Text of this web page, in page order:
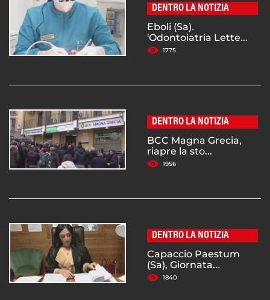
DENTRO LA NOTIZIA
Eboli (Sa).
'Odontoiatria Lette...
1775
DENTRO LA NOTIZIA
BCC Magna Grecia,
riapre la sto...
1956
DENTRO LA NOTIZIA
Capaccio Paestum
(Sa), Giornata...
1840